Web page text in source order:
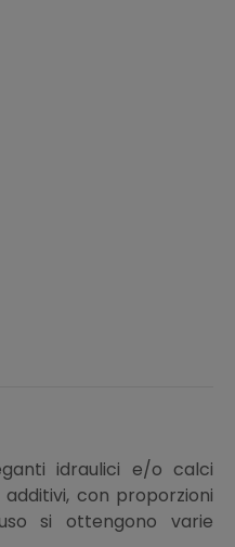
idraulici e/o calci
con proporzioni
si ottengono varie